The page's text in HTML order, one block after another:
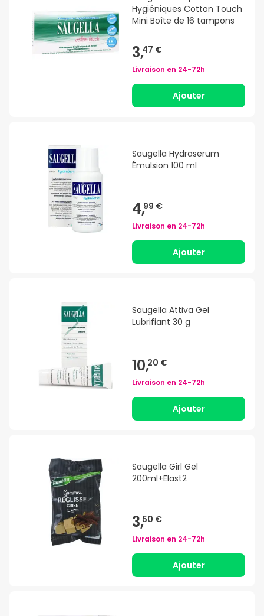
Hygiéniques Cotton Touch
Mini Boîte de 16 tampons
3,47 €
Livraison en 24-72h
Ajouter
Saugella Hydraserum
Émulsion 100 ml
4,99 €
Livraison en 24-72h
Ajouter
Saugella Attiva Gel
Lubrifiant 30 g
10,20 €
Livraison en 24-72h
Ajouter
Saugella Girl Gel
200ml+Elast2
3,50 €
Livraison en 24-72h
Ajouter